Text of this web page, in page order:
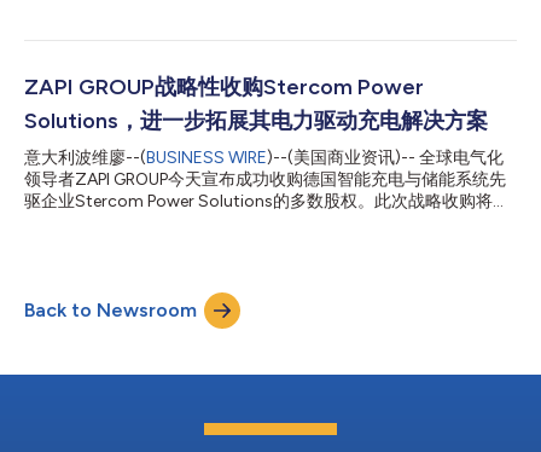
这些客户正为各类工业及移动出行电气化场景设计解决方案。首批
配400伏和800伏电池组。用于系统适配性和互操作性测试的样
品即将推出。 ZAPI GROUP旗下公司Delta-Q Technologies的首席
执行官Sarah MacKinnon表示：“我们自豪地宣布新的技术能力，
为各行各业的高要求场景设计独特的充电解决方案。这些解决方案
搭载集成电力线通信模块、DC-DC转换器及先进数字控制等模块
化功能，旨在为性能与适应性设立新标准。我们很高兴能为OEM合
作伙伴提供更大的灵活性和更多机会来设计符合其独特需求的系
ZAPI GROUP战略性收购Stercom Power
Solutions，进一步拓展其电力驱动充电解决方案
意大利波维廖--(BUSINESS WIRE)--(美国商业资讯)-- 全球电气化
领导者ZAPI GROUP今天宣布成功收购德国智能充电与储能系统先
驱企业Stercom Power Solutions的多数股权。此次战略收购将进
及充电系统领域拥有开创性技术。此次能力的扩充进一步巩固了
ZAPI GROUP作为电力驱动和工业自动化解决方案行业领导者的地
位，并将加速创新，为市场提供更全面的解决方案。 ZAPI GROUP
Power Solutions是我们增长战略中的重要里程碑，彰显了我们持
GROUP提供新一代充电解决方案的能力，以应对电力驱动应用对
先进技术需求的加速增长。该公司的创新产品组合和优秀团队的加
Back to Newsroom